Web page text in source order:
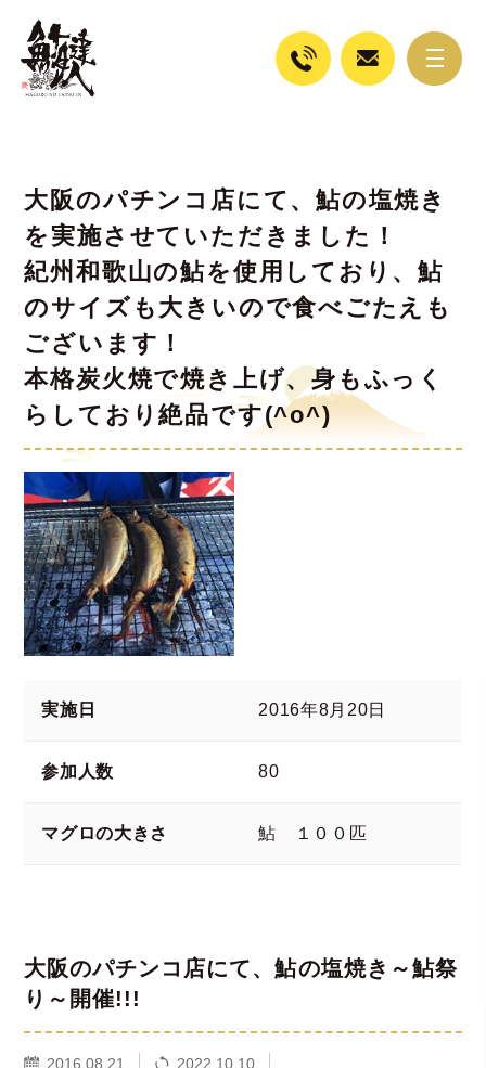
大阪のパチンコ店にて、鮎の塩焼き
を実施させていただきました！
紀州和歌山の鮎を使用しており、鮎
のサイズも大きいので食べごたえも
ございます！
本格炭火焼で焼き上げ、身もふっく
らしており絶品です(^o^)
実施日 2016年8月20日
参加人数 80
マグロの大きさ 鮎 １００匹
大阪のパチンコ店にて、鮎の塩焼き～鮎祭
り～開催!!!
2016.08.21 2022.10.10